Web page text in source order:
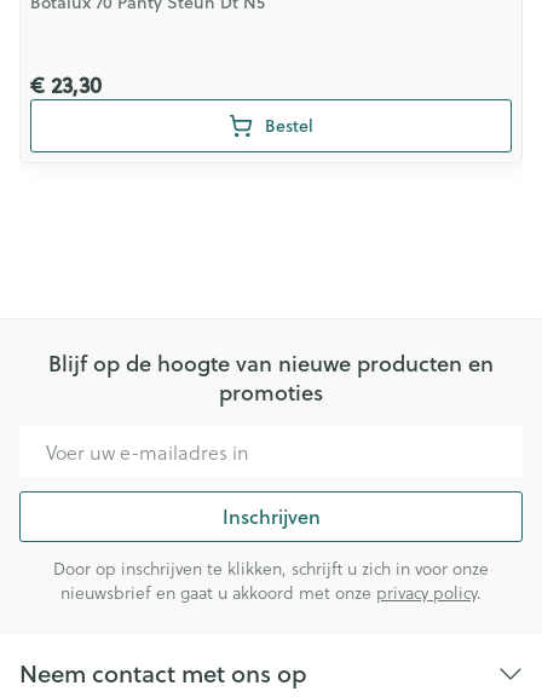
€ 23,30
Bestel
Blijf op de hoogte van nieuwe producten en
promoties
Inschrijven
Door op inschrijven te klikken, schrijft u zich in voor onze
nieuwsbrief en gaat u akkoord met onze privacy policy.
Neem contact met ons op